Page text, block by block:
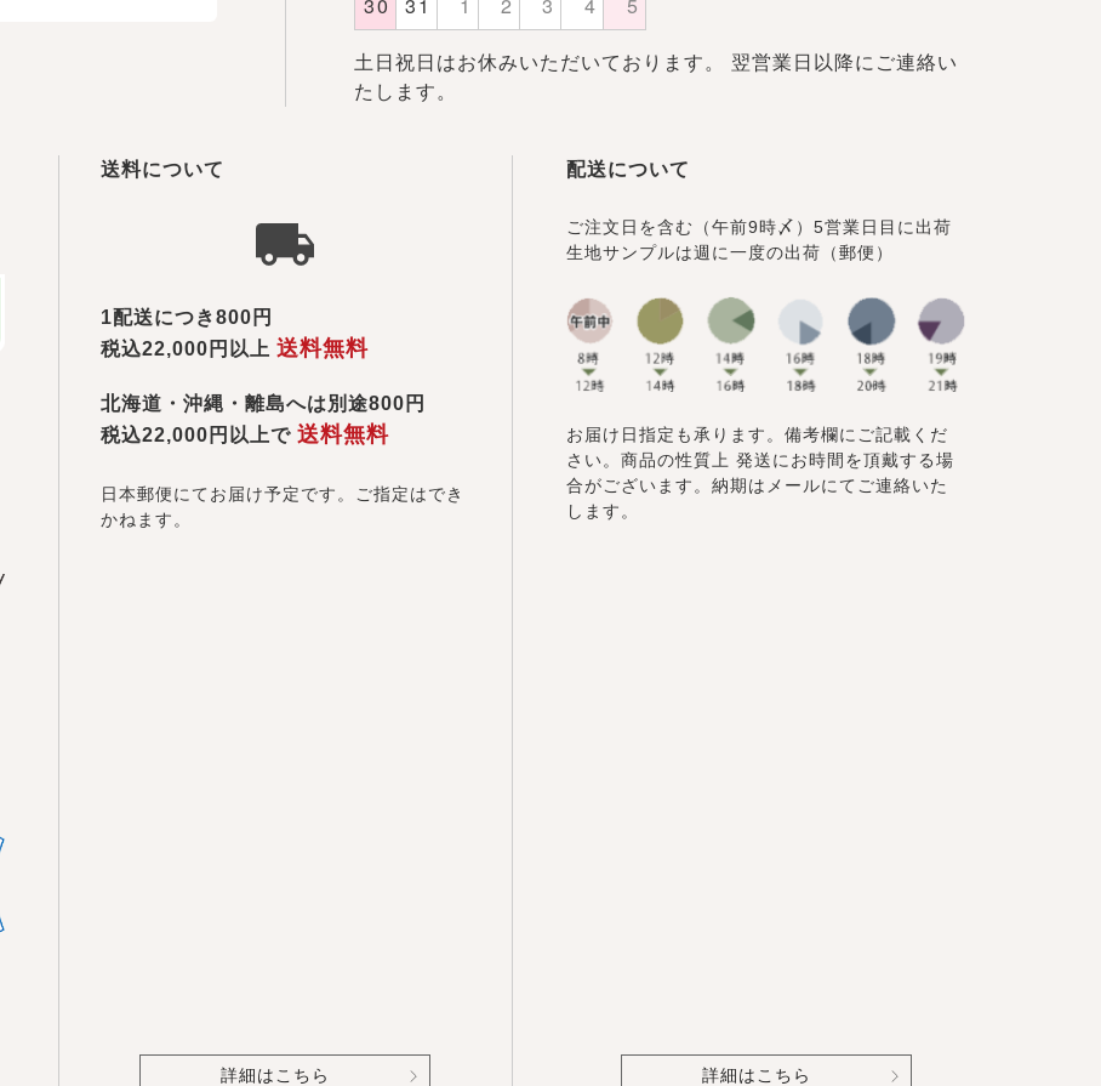
土日祝日はお休みいただいております。 翌営業日以降にご連絡い
たします。
送料について
1配送につき800円
税込22,000円以上 送料無料
北海道・沖縄・離島へは別途800円
税込22,000円以上で 送料無料
日本郵便にてお届け予定です。ご指定はでき
かねます。
詳細はこちら
配送について
ご注文日を含む（午前9時〆）5営業日目に出荷
生地サンプルは週に一度の出荷（郵便）
お届け日指定も承ります。備考欄にご記載くだ
さい。商品の性質上 発送にお時間を頂戴する場
合がございます。納期はメールにてご連絡いた
します。
詳細はこちら